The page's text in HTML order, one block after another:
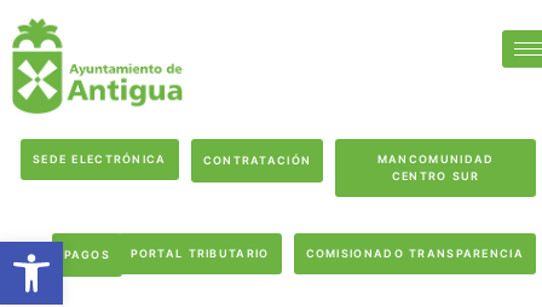
SEDE ELECTRÓNICA CONTRATACIÓN
MANCOMUNIDAD
CENTRO SUR
PAGOS PORTAL TRIBUTARIO COMISIONADO TRANSPARENCIA
Abrir barra de herramientas